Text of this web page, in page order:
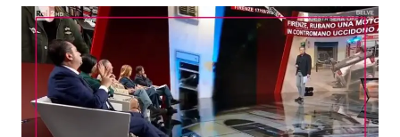
News Cinema
News Musica
News Spettacolo
News dal mondo